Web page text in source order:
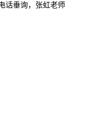
话垂询，张虹老师